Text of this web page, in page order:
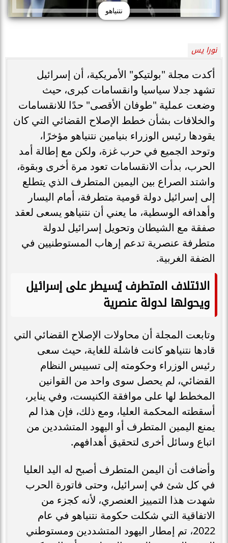
نتنياهو
نورا يس
أكدت مجلة "بولتيكو" الأمريكية، أن إسرائيل
تشهد جدلا سياسيا وانقسامات كبرى، حيث
وضعت عملية "طوفان الأقصى" حدًا للانقسامات
والخلافات بشأن خطط الإصلاح القضائي التي كان
يقودها رئيس الوزراء بنيامين نتنياهو مؤخرًا،
وتوحد الجميع في حرب غزة، ولكن مع إطالة أمد
الحرب، بدأت الانقسامات تعود مرة أخرى وبقوة،
واشتد الصراع بين اليمين المتطرف الذي يتطلع
إلى إسرائيل دولة قومية متطرفة، أمام اليسار
وأهدافه الوسطية، ما يعني أن نتنياهو يسعى لعقد
صفقة مع الشيطان وتحويل إسرائيل لدولة
متطرفة عنصرية تدعم إرهاب المستوطنيين في
الضفة الغربية.
الائتلاف المتطرف يُسيطر على إسرائيل
ويحولها لدولة عنصرية
وتابعت المجلة أن محاولات الإصلاح القضائي التي
قادها نتنياهو كانت فاشلة للغاية، حيث سعى
رئيس الوزراء وحكومته إلى تسييس النظام
القضائي، لم يحصل سوى واحد من القوانين
المخطط لها على موافقة الكنيست، وفي يناير،
أسقطته المحكمة العليا، ومع ذلك، فإن هذا لم
يمنع اليمين المتطرف أو اليهود المتشددين من
اتباع وسائل أخرى لتحقيق أهدافهم.
وأضافت أن اليمن المتطرف أصبح له اليد العليا
في كل شئ في إسرائيل، وحتى فاتورة الحرب
شهدت هذا التمييز العنصري، لأنه كجزء من
الاتفاقية التي شكلت حكومة نتنياهو في عام
2022، تم إمطار اليهود المتشددين ومستوطني